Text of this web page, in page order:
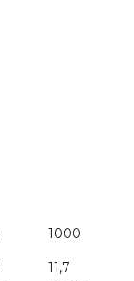
1000
11,7